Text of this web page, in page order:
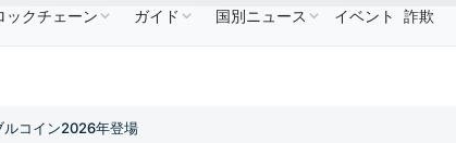
↑2.10% USDCUSDC $0.9995↑0.00% XRPXRP $1.09 ↑2.30% SolanaSOL
ックチェーン ガイド 国別ニュース イベント 詐欺
ルコイン2026年登場